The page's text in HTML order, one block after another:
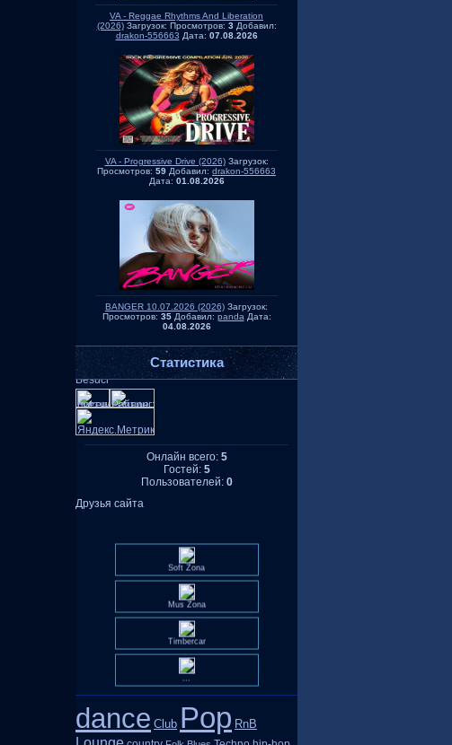
VA - Reggae Rhythms And Liberation
(2026)Загрузок: Просмотров: 3 Добавил:
drakon-556663 Дата: 07.08.2026
VA - Progressive Drive (2026)Загрузок:
Просмотров: 59 Добавил: drakon-556663
Дата: 01.08.2026
BANGER 10.07.2026 (2026) Загрузок:
Просмотров: 35Добавил: panda Дата:
04.08.2026
Статистика
Онлайн всего: 5
Гостей: 5
Пользователей: 0
Друзья сайта
Soft Zona
Mus Zona
Timbercar
...
dance Club Pop RnB